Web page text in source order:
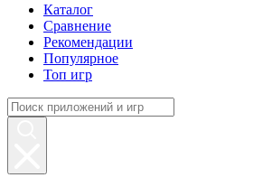
Каталог
Сравнение
Рекомендации
Популярное
Топ игр